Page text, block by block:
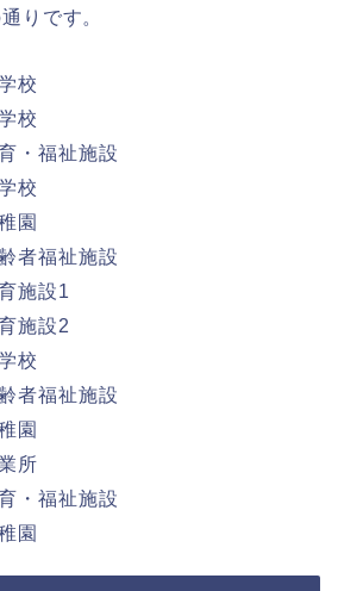
りです。
校
校
・福祉施設
校
園
者福祉施設
施設1
施設2
校
者福祉施設
園
所
・福祉施設
園